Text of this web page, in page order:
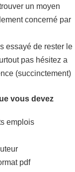
un moyen
concerné par
essayé de rester le
pas hésitez a
(succinctement)
vous devez
emplois
pdf